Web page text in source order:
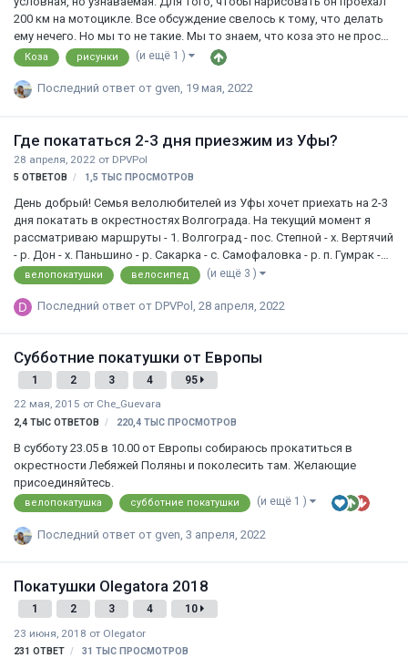
200 км на мотоцикле. Все обсуждение свелось к тому, что делать
ему нечего. Но мы то не такие. Мы то знаем, что коза это не просто
так. Посидел я 15 минут за я-х картами и нарисовал абстрактную
куказябру. Сейчас проехал. Вы знаете, есть какой-то азарт.
Чувствуешь себя творцом Рисунок, конечно не ахти. Больше на
номерам получилось бы. Хотел сначала букву Ж нарисовать.
Оказалось, что улицы не симметричны, и пробег…
Последний ответ от gven, 19 мая, 2022
Коза рисунки (и ещё 1 )
Где покататься 2-3 дня приезжим из Уфы?
28 апреля, 2022 от DPVPol
5 ОТВЕТОВ 1,5 ТЫС ПРОСМОТРОВ
День добрый! Семья велолюбителей из Уфы хочет приехать на 2-3
дня покатать в окрестностях Волгограда. На текущий момент я
рассматриваю маршруты - 1. Волгоград - пос. Степной - х. Вертячий
- р. Дон - х. Паньшино - р. Сакарка - с. Самофаловка - р. п. Гумрак -
Волгоград. Автомобиль можно оставить на парковке напротив
Закутский - Клетский - Кривуши - Репино - Лещевский заказник -
моста. 1-2 ночи планируются в палатках. Не бейте сильно за
короткие маршруты на 2-3 дня. Мы совсем любители…
Последний ответ от DPVPol 28 апреля, 2022
велопокатушки велосипед (и ещё 3 )
Субботние покатушки от Европы
1 2 3 4
95
22 мая, 2015 от Che_Guevara
2,4 ТЫС ОТВЕТОВ 220,4 ТЫС ПРОСМОТРОВ
В субботу 23.05 в 10.00 от Европы собираюсь прокатиться в
окрестности Лебяжей Поляны и поколесить там. Желающие
присоединяйтесь.
Последний ответ от gven 3 апреля, 2022
велопокатушка субботние покатушки (и ещё 1 )
Покатушки Olegatora 2018
1 2 3 4
10
23 июня, 2018 от Olegator
231 ОТВЕТ 31 ТЫС ПРОСМОТРОВ